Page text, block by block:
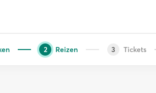
2 Reizen 3 Tickets